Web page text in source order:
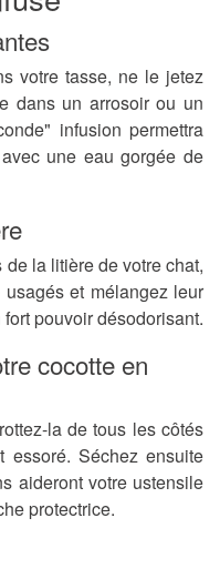
votre tasse, ne le jetez
dans un arrosoir ou un
infusion permettra
une eau gorgée de
la litière de votre chat,
et mélangez leur
pouvoir désodorisant.
cocotte en
la de tous les côtés
Séchez ensuite
aideront votre ustensile
protectrice.